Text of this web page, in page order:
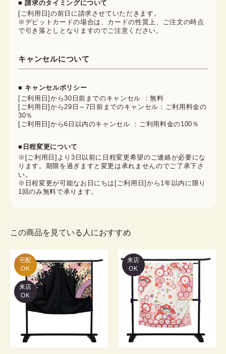
■ 請求のタイミングについて
[ご利用日]の前日に請求させていただきます。
※デビットカードの場合は、カードの性質上、ご注文の時点
で引き落としとなりますのでご注意ください。
キャンセルについて
■ キャンセルポリシー
[ご利用日]から30日前までのキャンセル ：無料
[ご利用日]から29日～7日前までのキャンセル：ご利用料金の
30％
[ご利用日]から6日以内のキャンセル ：ご利用料金の100％
■日程変更について
※[ご利用日]より3日以前に日程変更希望のご連絡が必要にな
ります。期限を過ぎますと変更は承れませんのでご了承下さ
い。
※日程変更が可能なお日にちは[ご利用日]から1年以内に限り
1回のみ無料で承ります。
この商品を見ている人におすすめ
宅配
OK
来店
OK
来店
OK